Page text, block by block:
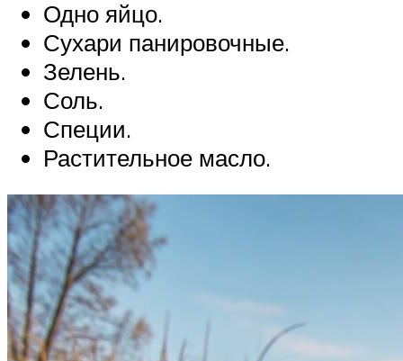
Одно яйцо.
Сухари панировочные.
Зелень.
Соль.
Специи.
Растительное масло.